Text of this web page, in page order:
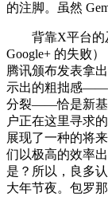
的注脚。虽然
背靠X平台的及
Google+ 的失败
腾讯颁布发表拿
示出的粗拙感——
分裂——恰是新基
户正在这里寻求
展现了一种的将
们以极高的效率
是？所以，良多
大年节夜。包罗